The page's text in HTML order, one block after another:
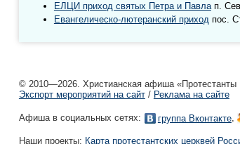
ЕЛЦИ приход святых Петра и Павлап.
Евангелическо-лютеранский приходпос.
© 2010—2026. Христианская афиша «Протестанты
Экспорт мероприятий на сайт/ Реклама на сайте
Афиша в социальных сетях: группа Вконтакте,
Наши проекты: Карта протестантских церквей